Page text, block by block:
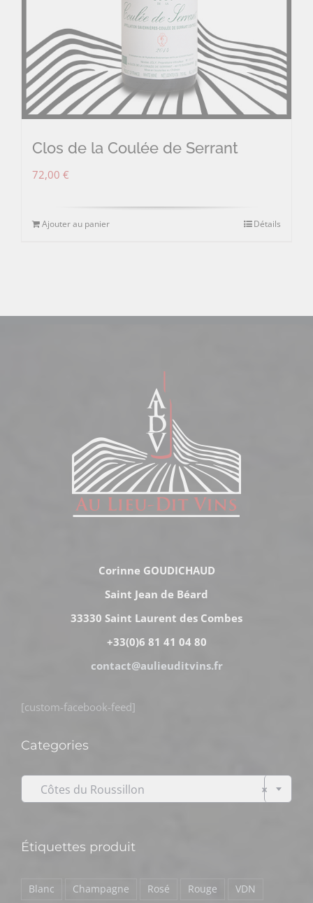
Clos de la Coulée de Serrant
72,00 €
Ajouter au panier Détails
Corinne GOUDICHAUD
Saint Jean de Béard
33330 Saint Laurent des Combes
+33(0)6 81 41 04 80
contact@aulieuditvins.fr
[custom-facebook-feed]
Categories
×
Côtes du Roussillon
Étiquettes produit
Blanc Champagne Rosé Rouge VDN